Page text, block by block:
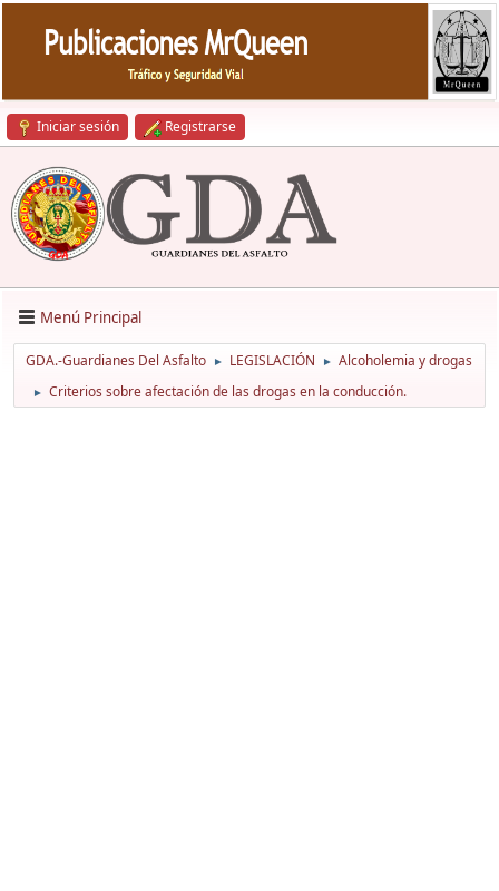
Iniciar sesión Registrarse
Menú Principal
GDA.-Guardianes Del Asfalto ► LEGISLACIÓN ► Alcoholemia y drogas
► Criterios sobre afectación de las drogas en la conducción.